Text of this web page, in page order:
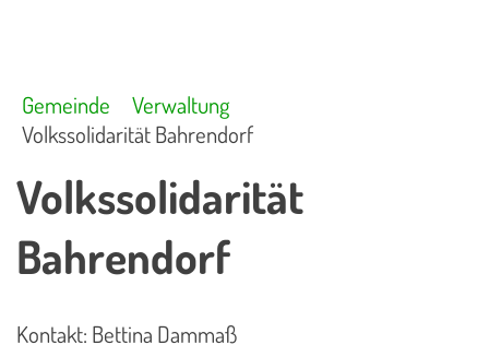
Gemeinde
Verwaltung
Volkssolidarität Bahrendorf
Volkssolidarität
Bahrendorf
Kontakt: Bettina Dammaß